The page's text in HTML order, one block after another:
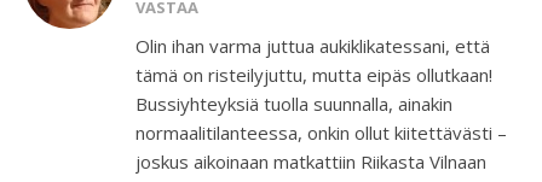
VASTAA
Olin ihan varma juttua aukiklikatessani, että
tämä on risteilyjuttu, mutta eipäs ollutkaan!
Bussiyhteyksiä tuolla suunnalla, ainakin
normaalitilanteessa, onkin ollut kiitettävästi –
joskus aikoinaan matkattiin Riikasta Vilnaan